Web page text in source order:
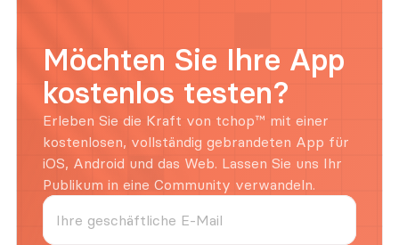
Möchten Sie Ihre App
kostenlos testen?
Erleben Sie die Kraft von tchop™ mit einer
kostenlosen, vollständig gebrandeten App für
iOS, Android und das Web. Lassen Sie uns Ihr
Publikum in eine Community verwandeln.